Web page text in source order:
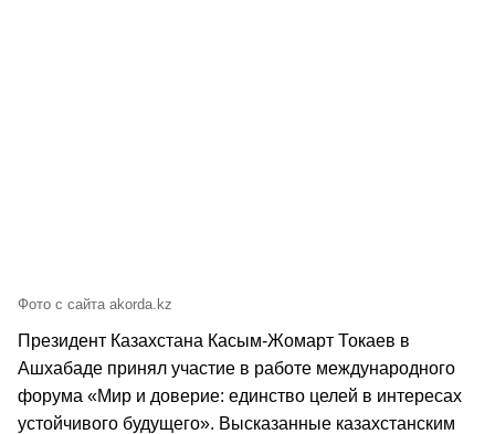
Фото с сайта akorda.kz
Президент Казахстана Касым-Жомарт Токаев в
Ашхабаде принял участие в работе международного
форума «Мир и доверие: единство целей в интересах
устойчивого будущего». Высказанные казахстанским